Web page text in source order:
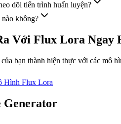
dõi tiến trình huấn luyện?
không?
Với Flux Lora Ngay
bạn thành hiện thực với các mô
Hình Flux Lora
Generator